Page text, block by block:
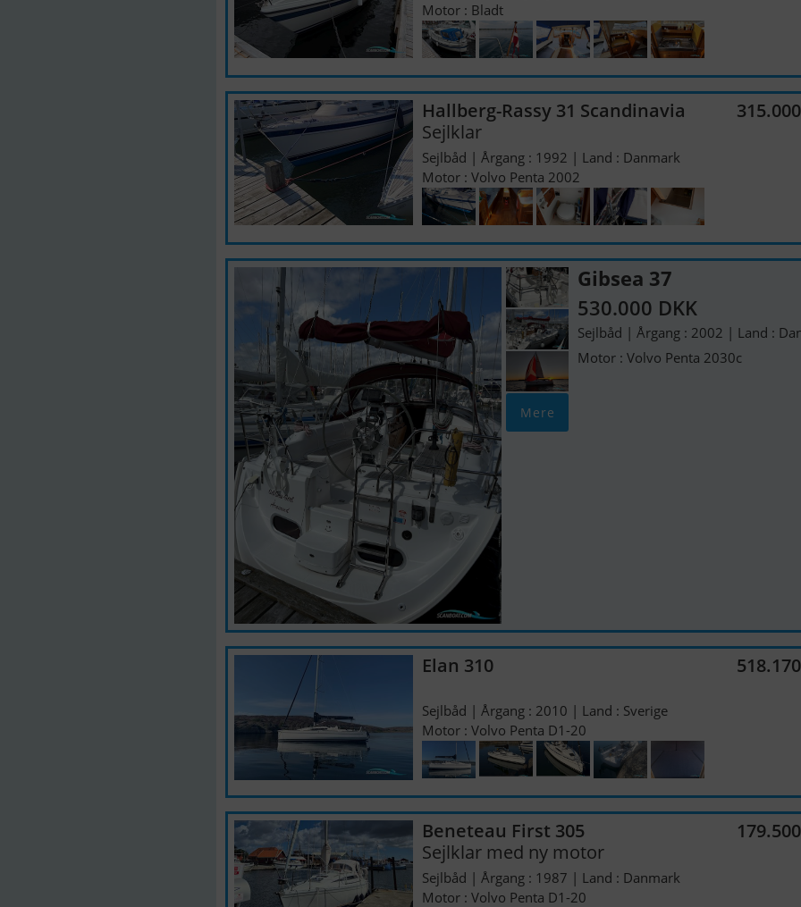
Motor : Bladt
Hallberg-Rassy 31 Scandinavia
Sejlklar
Sejlbåd | Årgang : 1992 | Land : Danmark
Motor : Volvo Penta 2002
Mere
Gibsea 37
530.000 DKK
Sejlbåd | Årgang : 2002 | Land :
Motor : Volvo Penta 2030c
Elan 310
Sejlbåd | Årgang : 2010 | Land : Sverige
Motor : Volvo Penta D1-20
Beneteau First 305
Sejlklar med ny motor
Sejlbåd | Årgang : 1987 | Land : Danmark
Motor : Volvo Penta D1-20